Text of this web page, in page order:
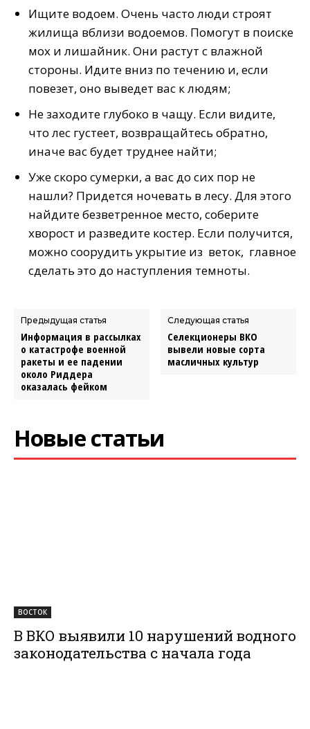
Ищите водоем. Очень часто люди строят
жилища вблизи водоемов. Помогут в поиске
мох и лишайник. Они растут с влажной
стороны. Идите вниз по течению и, если
повезет, оно выведет вас к людям;
Не заходите глубоко в чащу. Если видите,
что лес густеет, возвращайтесь обратно,
иначе вас будет труднее найти;
Уже скоро сумерки, а вас до сих пор не
нашли? Придется ночевать в лесу. Для этого
найдите безветренное место, соберите
хворост и разведите костер. Если получится,
можно соорудить укрытие из веток, главное
сделать это до наступления темноты.
Предыдущая статья
Информация в рассылках
о катастрофе военной
ракеты и ее падении
около Риддера
оказалась фейком
Следующая статья
Селекционеры ВКО
вывели новые сорта
масличных культур
Новые статьи
ВОСТОК
В ВКО выявили 10 нарушений водного
законодательства с начала года